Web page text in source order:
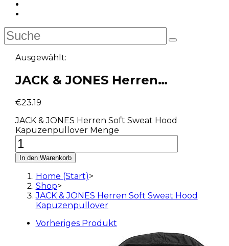
Ausgewählt:
JACK & JONES Herren…
€23.19
JACK & JONES Herren Soft Sweat Hood
Kapuzenpullover Menge
In den Warenkorb
Home (Start)>
Shop>
JACK & JONES Herren Soft Sweat Hood
Kapuzenpullover
Vorheriges Produkt